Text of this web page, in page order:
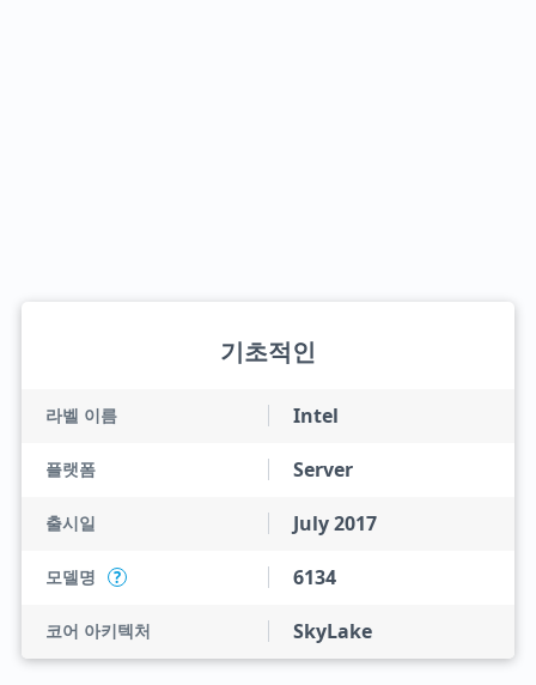
기초적인
라벨 이름 Intel
플랫폼 Server
출시일 July 2017
모델명 ? 6134
코어 아키텍처 SkyLake